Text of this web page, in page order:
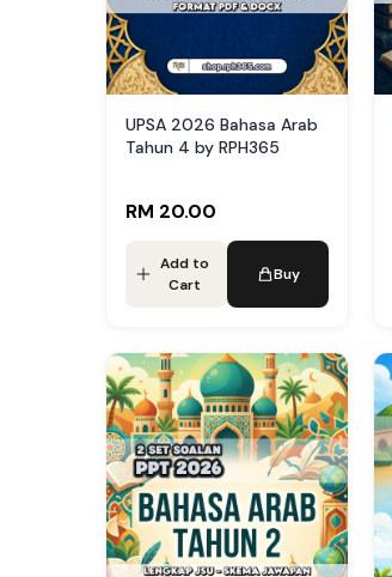
UPSA 2026 Bahasa Arab
Tahun 4 by RPH365
RM 20.00
Add to
Cart
Buy